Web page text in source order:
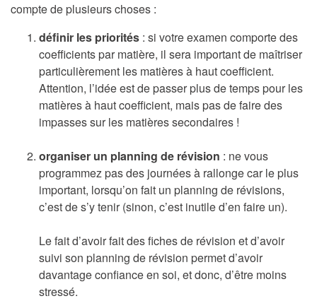
compte de plusieurs choses :
définir les priorités : si votre examen comporte des
coefficients par matière, il sera important de maîtriser
particulièrement les matières à haut coefficient.
Attention, l’idée est de passer plus de temps pour les
matières à haut coefficient, mais pas de faire des
impasses sur les matières secondaires !
organiser un planning de révision : ne vous
programmez pas des journées à rallonge car le plus
important, lorsqu’on fait un planning de révisions,
c’est de s’y tenir (sinon, c’est inutile d’en faire un).
Le fait d’avoir fait des fiches de révision et d’avoir
suivi son planning de révision permet d’avoir
davantage confiance en soi, et donc, d’être moins
stressé.